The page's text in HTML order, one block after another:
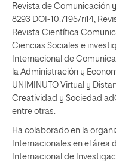
Revista de Comunicación
8293 DOI-10.7195/ri14,
Revista Científica
Ciencias Sociales e
Internacional de
la Administración y
UNIMINUTO Virtual y
Creatividad y Sociedad
entre otras.
Ha colaborado en la
Internacionales en el área
Internacional de